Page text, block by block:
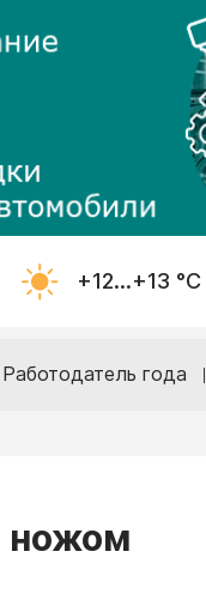
+12...+13 °С
Работодатель года
ножом